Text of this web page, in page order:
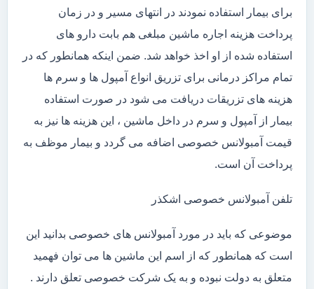
برای بیمار استفاده نمودند در انتهای مسیر و در زمان
پرداخت هزینه اجاره ماشین مبلغی هم بابت دارو های
استفاده شده از او اخذ خواهد شد. ضمن اینکه همانطور که در
تمام مراکز درمانی برای تزریق انواع آمپول ها و سرم ها
هزینه های تزریقات دریافت می شود در صورت استفاده
بیمار از آمپول و سرم در داخل ماشین ، این هزینه ها نیز به
قیمت آمبولانس خصوصی اضافه می گردد و بیمار موظف به
پرداخت آن است.
تلفن آمبولانس خصوصی اشکذر
موضوعی که باید در مورد آمبولانس های خصوصی بدانید این
است که همانطور که از اسم این ماشین ها می توان فهمید
متعلق به دولت نبوده و به یک شرکت خصوصی تعلق دارند .